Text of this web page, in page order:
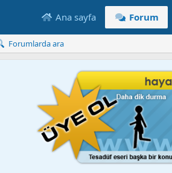
Ana sayfa Forum
Forumlarda ara